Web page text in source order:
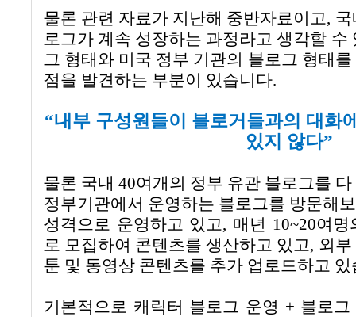
물론 관련 자료가 지난해 중반자료이고, 국
로그가 계속 성장하는 과정라고 생각할 수
그 형태와 미국 정부 기관의 블로그 형태
점을 발견하는 부분이 있습니다.
“내부 구성원들이 블로거들과의 대화
있지 않다”
물론 국내 40여개의 정부 유관 블로그를
정부기관에서 운영하는 블로그를 방문해
성격으로 운영하고 있고, 매년 10~20여명
로 모집하여 콘텐츠를 생산하고 있고, 외
툰 및 동영상 콘텐츠를 추가 업로드하고 있
기본적으로 캐릭터 블로그 운영 + 블로그